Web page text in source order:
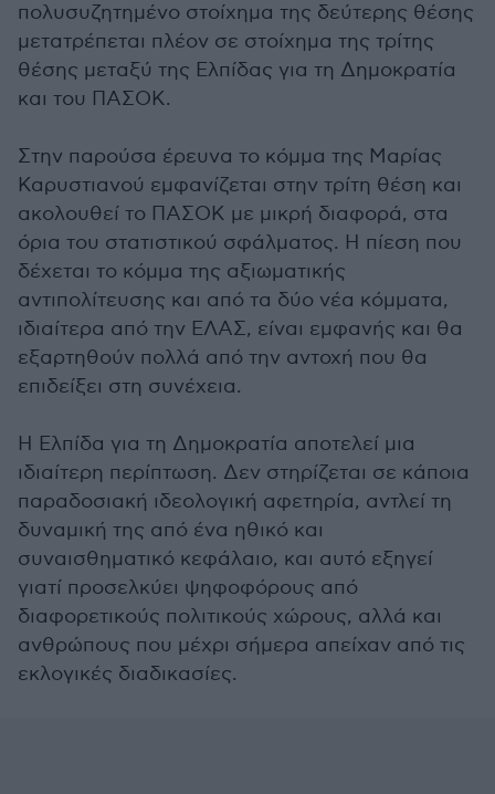
πολυσυζητημένο στοίχημα της δεύτερης θέσης
μετατρέπεται πλέον σε στοίχημα της τρίτης
θέσης μεταξύ της Ελπίδας για τη Δημοκρατία
και του ΠΑΣΟΚ.
Στην παρούσα έρευνα το κόμμα της Μαρίας
Καρυστιανού εμφανίζεται στην τρίτη θέση και
ακολουθεί το ΠΑΣΟΚ με μικρή διαφορά, στα
όρια του στατιστικού σφάλματος. Η πίεση που
δέχεται το κόμμα της αξιωματικής
αντιπολίτευσης και από τα δύο νέα κόμματα,
ιδιαίτερα από την ΕΛΑΣ, είναι εμφανής και θα
εξαρτηθούν πολλά από την αντοχή που θα
επιδείξει στη συνέχεια.
Η Ελπίδα για τη Δημοκρατία αποτελεί μια
ιδιαίτερη περίπτωση. Δεν στηρίζεται σε κάποια
παραδοσιακή ιδεολογική αφετηρία, αντλεί τη
δυναμική της από ένα ηθικό και
συναισθηματικό κεφάλαιο, και αυτό εξηγεί
γιατί προσελκύει ψηφοφόρους από
διαφορετικούς πολιτικούς χώρους, αλλά και
ανθρώπους που μέχρι σήμερα απείχαν από τις
εκλογικές διαδικασίες.